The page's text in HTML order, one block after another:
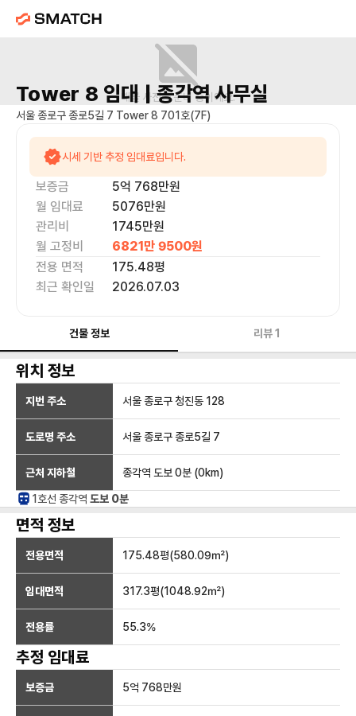
매물 사진을 준비 중이에요.
Tower 8 임대 | 종각역사무실
서울 종로구 종로5길 7 Tower 8 701호(7F)
시세 기반 추정 임대료입니다.
보증금 5억 768만원
월 임대료
5076만원
관리비
1745만원
월 고정비
6821만 9500원
전용 면적
175.48평
최근 확인일
2026.07.03
건물 정보 리뷰1
위치 정보
지번 주소 서울 종로구 청진동 128
도로명 주소 서울 종로구 종로5길 7
근처 지하철 종각역 도보 0분 (0km)
1호선 종각역 도보 0분
면적 정보
전용면적 175.48평(580.09㎡)
임대면적 317.3평(1048.92㎡)
전용률 55.3%
추정 임대료
보증금 5억 768만원